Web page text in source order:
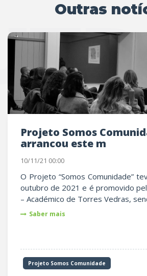
Outras
Projeto Somos Comunidade
arrancou este m
10/11/21 00:00
O Projeto “Somos Comunidade”
outubro de 2021 e é promovido
– Académico de Torres Vedras,
Saber mais
Projeto Somos Comunidade